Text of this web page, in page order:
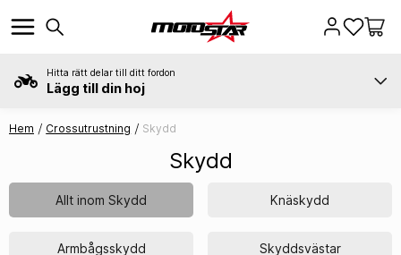
Hitta rätt delar till ditt fordon
Lägg till din hoj
Hem Crossutrustning Skydd
Skydd
Allt inom Skydd Knäskydd
Armbågsskydd Skyddsvästar